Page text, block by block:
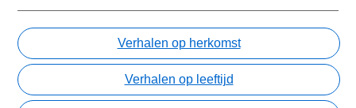
Verhalen op herkomst
Verhalen op leeftijd